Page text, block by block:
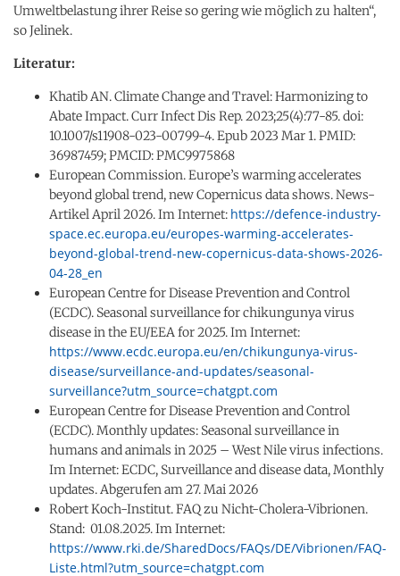
Umweltbelastung ihrer Reise so gering wie möglich zu halten“,
so Jelinek.
Literatur:
Khatib AN. Climate Change and Travel: Harmonizing to
Abate Impact. Curr Infect Dis Rep. 2023;25(4):77-85. doi:
10.1007/s11908-023-00799-4. Epub 2023 Mar 1. PMID:
36987459; PMCID: PMC9975868
European Commission. Europe’s warming accelerates
beyond global trend, new Copernicus data shows. News-
Artikel April 2026. Im Internet: https://defence-industry-
space.ec.europa.eu/europes-warming-accelerates-
beyond-global-trend-new-copernicus-data-shows-2026-
04-28_en
European Centre for Disease Prevention and Control
(ECDC). Seasonal surveillance for chikungunya virus
disease in the EU/EEA for 2025. Im Internet:
https://www.ecdc.europa.eu/en/chikungunya-virus-
disease/surveillance-and-updates/seasonal-
surveillance?utm_source=chatgpt.com
European Centre for Disease Prevention and Control
(ECDC). Monthly updates: Seasonal surveillance in
humans and animals in 2025 – West Nile virus infections.
Im Internet: ECDC, Surveillance and disease data, Monthly
updates. Abgerufen am 27. Mai 2026
Robert Koch-Institut. FAQ zu Nicht-Cholera-Vibrionen.
Stand: 01.08.2025. Im Internet:
https://www.rki.de/SharedDocs/FAQs/DE/Vibrionen/FAQ-
Liste.html?utm_source=chatgpt.com